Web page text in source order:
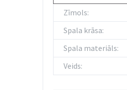
Zīmols:
Spala krāsa:
Spala materiāls:
Veids: